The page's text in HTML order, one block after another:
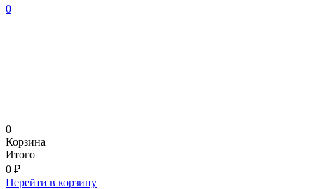
0
0
Корзина
Итого
0 ₽
Перейти в корзину